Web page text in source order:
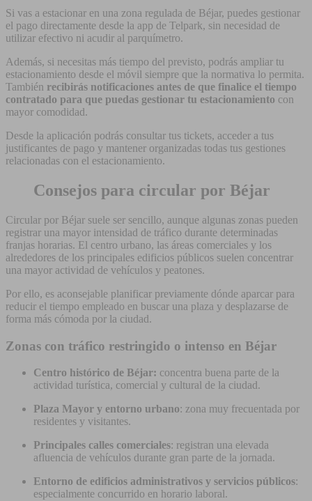
Si vas a estacionar en una zona regulada de Béjar, puedes gestionar
el pago directamente desde la app de Telpark, sin necesidad de
utilizar efectivo ni acudir al parquímetro.
Además, si necesitas más tiempo del previsto, podrás ampliar tu
estacionamiento desde el móvil siempre que la normativa lo permita.
También recibirás notificaciones antes de que finalice el tiempo
contratado para que puedas gestionar tu estacionamiento con
mayor comodidad.
Desde la aplicación podrás consultar tus tickets, acceder a tus
justificantes de pago y mantener organizadas todas tus gestiones
relacionadas con el estacionamiento.
Consejos para circular por Béjar
Circular por Béjar suele ser sencillo, aunque algunas zonas pueden
registrar una mayor intensidad de tráfico durante determinadas
franjas horarias. El centro urbano, las áreas comerciales y los
alrededores de los principales edificios públicos suelen concentrar
una mayor actividad de vehículos y peatones.
Por ello, es aconsejable planificar previamente dónde aparcar para
reducir el tiempo empleado en buscar una plaza y desplazarse de
forma más cómoda por la ciudad.
Zonas con tráfico restringido o intenso en Béjar
Centro histórico de Béjar: concentra buena parte de la
actividad turística, comercial y cultural de la ciudad.
Plaza Mayor y entorno urbano: zona muy frecuentada por
residentes y visitantes.
Principales calles comerciales: registran una elevada
afluencia de vehículos durante gran parte de la jornada.
Entorno de edificios administrativos y servicios públicos:
especialmente concurrido en horario laboral.